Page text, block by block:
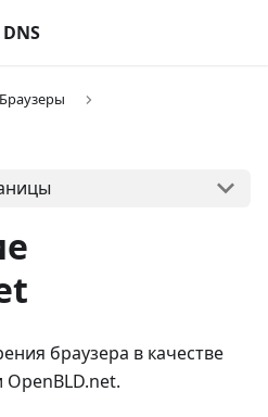
Браузеры
браузера в качестве